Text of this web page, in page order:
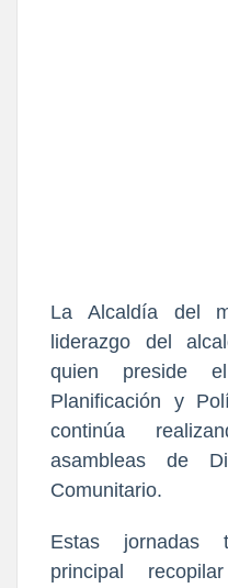
La Alcaldía del
liderazgo del
quien preside
Planificación y
continúa
asambleas de
Comunitario.
Estas jornadas
principal